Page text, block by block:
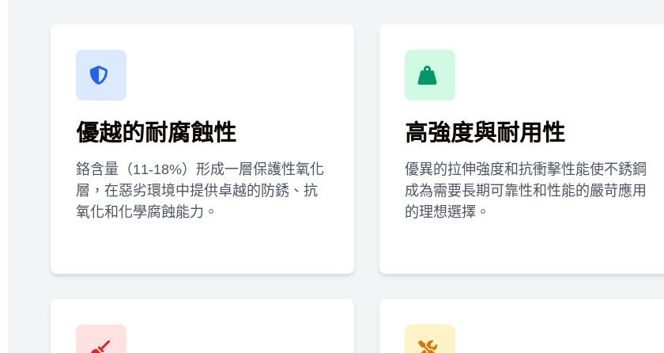
優越的耐腐蝕性
鉻含量（11-18%）形成一層保護性氧化
層，在惡劣環境中提供卓越的防銹、抗
氧化和化學腐蝕能力。
高強度與耐用性
優異的拉伸強度和抗衝擊性能使不銹鋼
成為需要長期可靠性和性能的嚴苛應用
的理想選擇。